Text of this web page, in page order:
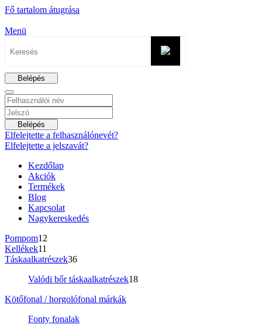
Fő tartalom átugrása
Menü
Belépés
Belépés
Elfelejtette a felhasználónevét?
Elfelejtette a jelszavát?
Kezdőlap
Akciók
Termékek
Blog
Kapcsolat
Nagykereskedés
Pompom12
Kellékek11
Táskaalkatrészek36
Valódi bőr táskaalkatrészek18
Kötőfonal / horgolófonal márkák
Fonty fonalak